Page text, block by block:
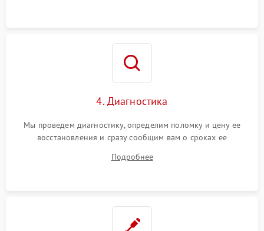
4. Диагностика
Мы проведем диагностику, определим поломку и цену ее
восстановления и сразу сообщим вам о сроках ее
Подробнее